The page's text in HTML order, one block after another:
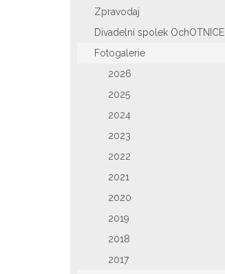
Zpravodaj
Divadelní spolek OchOTNICE
Fotogalerie
2026
2025
2024
2023
2022
2021
2020
2019
2018
2017